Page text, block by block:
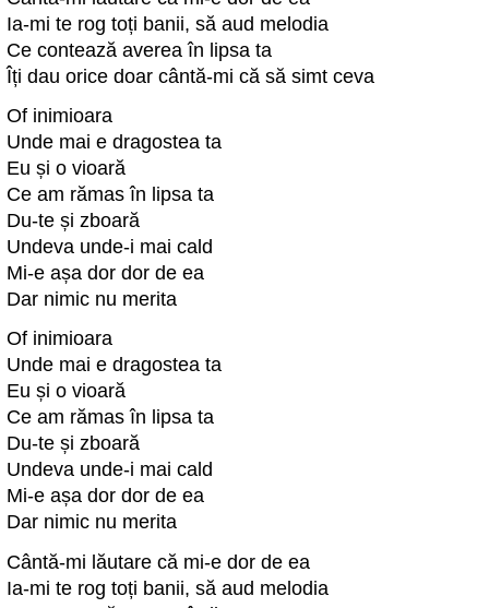
Ia-mi te rog toți banii, să aud melodia
Ce contează averea în lipsa ta
Îți dau orice doar cântă-mi că să simt ceva
Of inimioara
Unde mai e dragostea ta
Eu și o vioară
Ce am rămas în lipsa ta
Du-te și zboară
Undeva unde-i mai cald
Mi-e așa dor dor de ea
Dar nimic nu merita
Of inimioara
Unde mai e dragostea ta
Eu și o vioară
Ce am rămas în lipsa ta
Du-te și zboară
Undeva unde-i mai cald
Mi-e așa dor dor de ea
Dar nimic nu merita
Cântă-mi lăutare că mi-e dor de ea
Ia-mi te rog toți banii, să aud melodia